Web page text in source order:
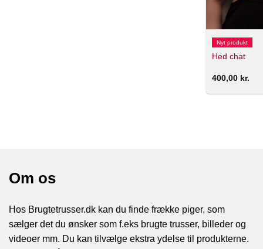
Nyt produkt
Hed chat
400,00 kr.
Om os
Hos Brugtetrusser.dk kan du finde frække piger, som
sælger det du ønsker som f.eks brugte trusser, billeder og
videoer mm. Du kan tilvælge ekstra ydelse til produkterne.